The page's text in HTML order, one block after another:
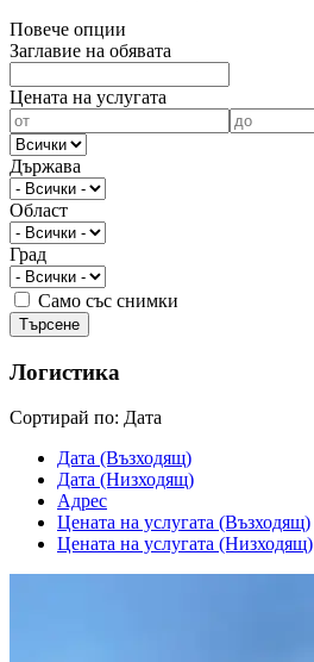
Повече опции
Заглавие на обявата
Цената на услугата
Държава
Област
Град
Само със снимки
Логистика
Cортирай по: Дата
Дата (Възходящ)
Дата (Низходящ)
Адрес
Цената на услугата (Възходящ)
Цената на услугата (Низходящ)